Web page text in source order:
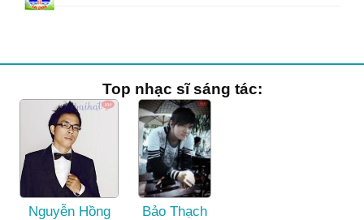
Top nhạc sĩ sáng tác:
Nguyễn Hồng
Bảo Thạch